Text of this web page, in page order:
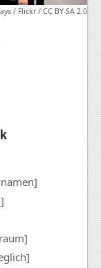
/ Flickr / CC BY-SA 2.0